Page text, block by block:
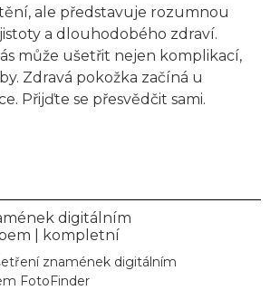
ale představuje rozumnou
a dlouhodobého zdraví.
může ušetřit nejen komplikací,
Zdravá pokožka začíná u
Přijďte se přesvědčit sami.
digitálním
| kompletní
znamének digitálním
FotoFinder